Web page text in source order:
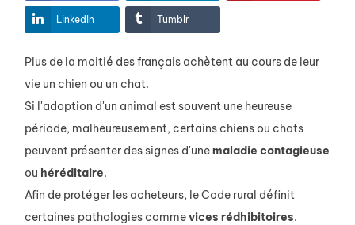
LinkedIn Tumblr
Plus de la moitié des français achètent au cours de leur
vie un chien ou un chat.
Si l'adoption d'un animal est souvent une heureuse
période, malheureusement, certains chiens ou chats
peuvent présenter des signes d'unemaladie contagieuse
ou héréditaire.
Afin de protéger les acheteurs, le Code rural définit
certaines pathologies commevices rédhibitoires.